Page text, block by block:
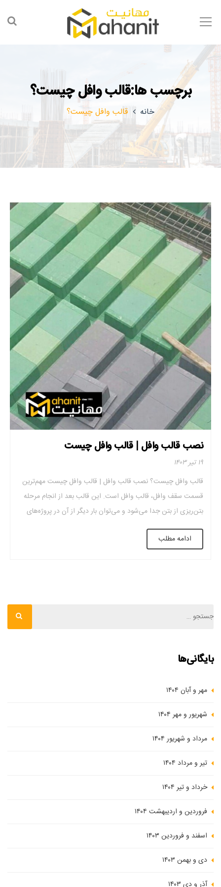
برچسب ها:قالب وافل چیست؟
خانه قالب وافل چیست؟
نصب قالب وافل | قالب وافل چیست
۱۹ تیر ۱۴۰۳
قالب وافل چیست؟ نصب قالب وافل | قالب وافل چیست مهم‌ترین
قسمت سقف وافل، قالب وافل است. این قالب بعد از انجام مرحله
بتن‌ریزی از بتن جدا می‌شود و می‌توان بار دیگر از آن در پروژه‌های
دیگر استفاده کرد. وقتی عمر مفید قالب‌ها تمام شود می‌توان آنها را
بازیافت کرد. این قالب‌ها، بلوک­‌های سقفی قابل […]
ادامه مطلب
بایگانی‌ها
مهر و آبان ۱۴۰۴
شهریور و مهر ۱۴۰۴
مرداد و شهریور ۱۴۰۴
تیر و مرداد ۱۴۰۴
خرداد و تیر ۱۴۰۴
فروردین و اردیبهشت ۱۴۰۴
اسفند و فروردین ۱۴۰۳
دی و بهمن ۱۴۰۳